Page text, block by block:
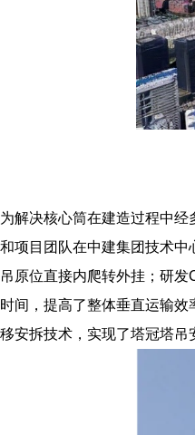
为解决核心筒在建造过程中
和项目团队在中建集团技术
吊原位直接内爬转外挂；研
时间，提高了整体垂直运输
移安拆技术，实现了塔冠塔吊